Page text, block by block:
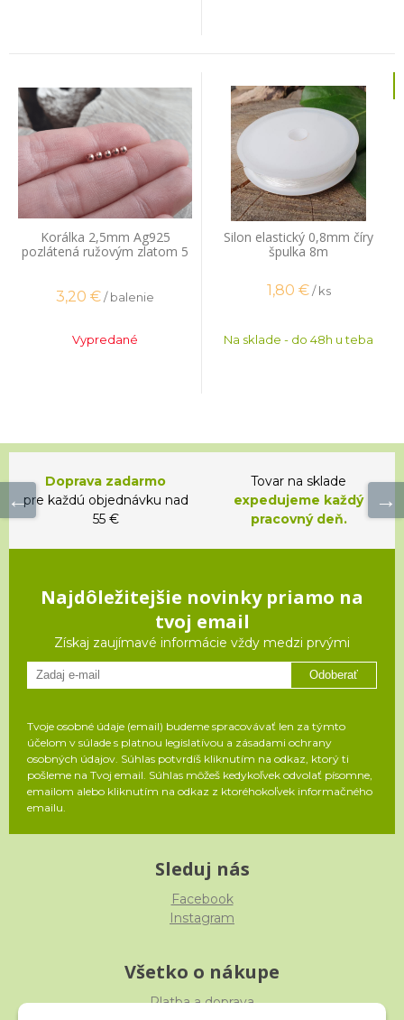
Korálka 2,5mm Ag925
pozlátená ružovým zlatom 5
3,20 €/ balenie
Vypredané
Silon elastický 0,8mm číry
špulka 8m
1,80 € / ks
Na sklade - do 48h u teba
Doprava zadarmo
pre každú objednávku nad
55 €
Tovar na sklade
expedujeme každý
pracovný deň.
Najdôležitejšie novinky priamo na
tvoj email
Získaj zaujímavé informácie vždy medzi prvými
Odoberať
Tvoje osobné údaje (email) budeme spracovávať len za týmto
účelom v súlade s platnou legislatívou a zásadami ochrany
osobných údajov. Súhlas potvrdíš kliknutím na odkaz, ktorý ti
pošleme na Tvoj email. Súhlas môžeš kedykoľvek odvolať písomne,
emailom alebo kliknutím na odkaz z ktoréhokoľvek informačného
emailu.
Sleduj nás
Facebook
Instagram
Všetko o nákupe
Platba a doprava